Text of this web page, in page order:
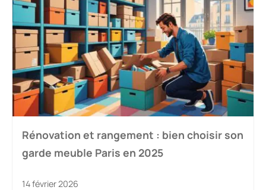
Rénovation et rangement : bien choisir son
garde meuble Paris en 2025
14 février 2026